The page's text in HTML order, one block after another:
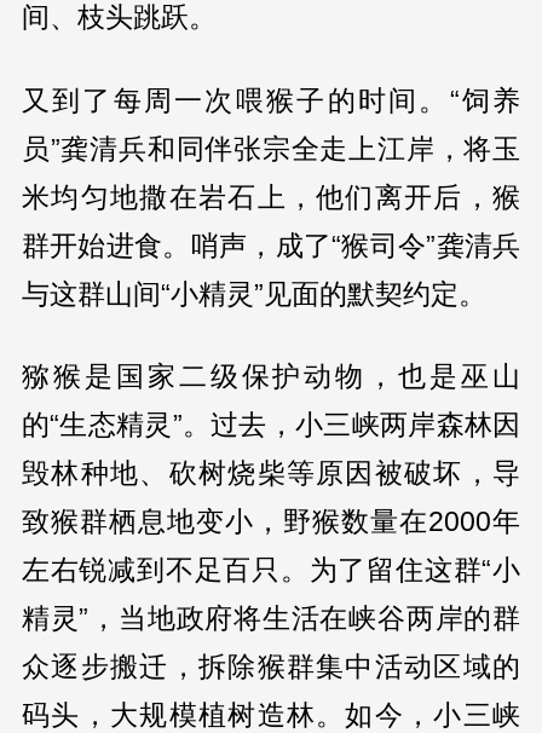
间、枝头跳跃。
又到了每周一次喂猴子的时间。“饲养
员”龚清兵和同伴张宗全走上江岸，将玉
米均匀地撒在岩石上，他们离开后，猴
群开始进食。哨声，成了“猴司令”龚清兵
与这群山间“小精灵”见面的默契约定。
猕猴是国家二级保护动物，也是巫山
的“生态精灵”。过去，小三峡两岸森林因
毁林种地、砍树烧柴等原因被破坏，导
致猴群栖息地变小，野猴数量在2000年
左右锐减到不足百只。为了留住这群“小
精灵”，当地政府将生活在峡谷两岸的群
众逐步搬迁，拆除猴群集中活动区域的
码头，大规模植树造林。如今，小三峡